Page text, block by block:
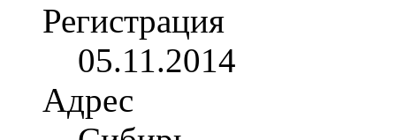
Регистрация
05.11.2014
Адрес